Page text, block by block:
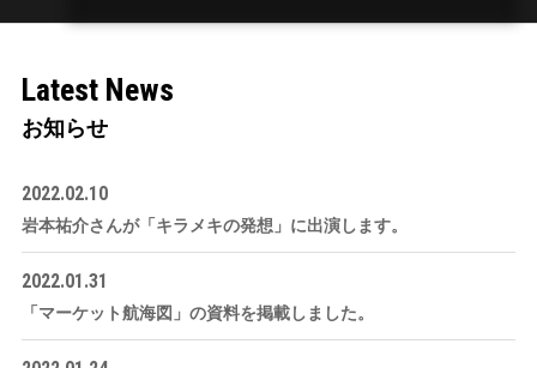
Latest News
お知らせ
2022.02.10
岩本祐介さんが「キラメキの発想」に出演します。
2022.01.31
「マーケット航海図」の資料を掲載しました。